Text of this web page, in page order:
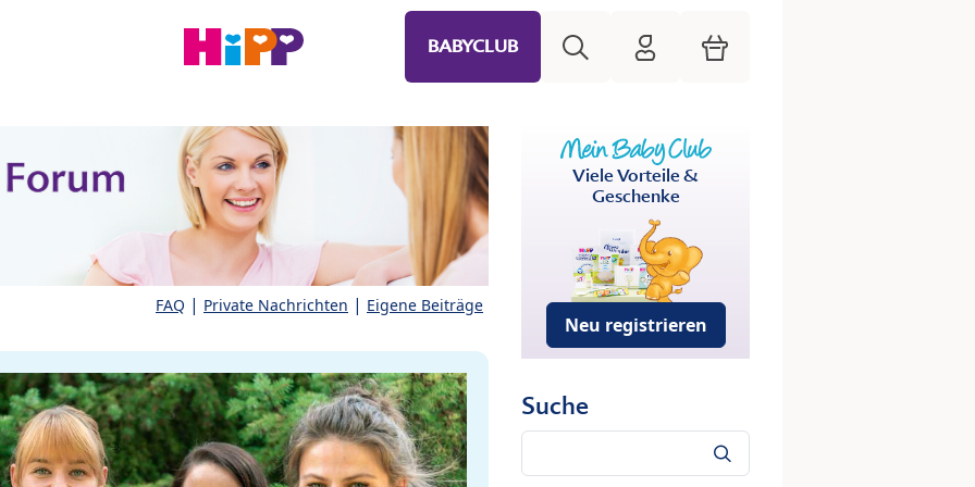
BABYCLUB HiPP Mein Babyclub
Warenkorb
FAQ | Private Nachrichten | Eigene Beiträge
Viele Vorteile &
Geschenke
Neu registrieren
Suche